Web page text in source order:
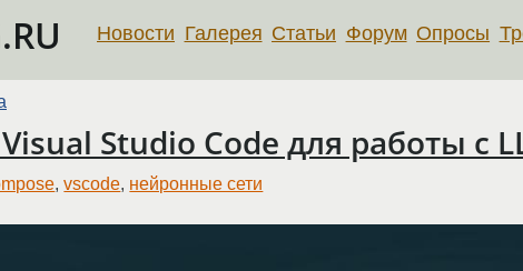
Новости Галерея Статьи Форум Опросы
Studio Code для работы с
,vscode, нейронные сети